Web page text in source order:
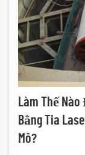
Làm Thế
Bằng Tia
Mô?